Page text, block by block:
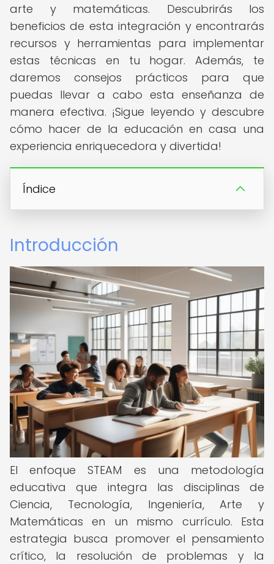
arte y matemáticas. Descubrirás los
beneficios de esta integración y encontrarás
recursos y herramientas para implementar
estas técnicas en tu hogar. Además, te
daremos consejos prácticos para que
puedas llevar a cabo esta enseñanza de
manera efectiva. ¡Sigue leyendo y descubre
cómo hacer de la educación en casa una
experiencia enriquecedora y divertida!
Índice
Introducción
El enfoque STEAM es una metodología
educativa que integra las disciplinas de
Ciencia, Tecnología, Ingeniería, Arte y
Matemáticas en un mismo currículo. Esta
estrategia busca promover el pensamiento
crítico, la resolución de problemas y la